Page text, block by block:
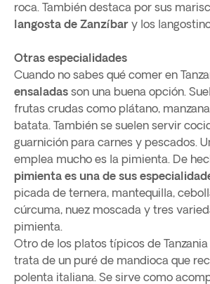
roca. También destaca por sus
langosta de Zanzíbar y los
Otras especialidades
Cuando no sabes qué comer en
ensaladas son una buena opción.
frutas crudas como plátano,
batata. También se suelen servir
guarnición para carnes y pescados.
emplea mucho es la pimienta. De
pimienta es una de sus
picada de ternera, mantequilla,
cúrcuma, nuez moscada y tres
pimienta.
Otro de los platos típicos de Tanzania
trata de un puré de mandioca que
polenta italiana. Se sirve como